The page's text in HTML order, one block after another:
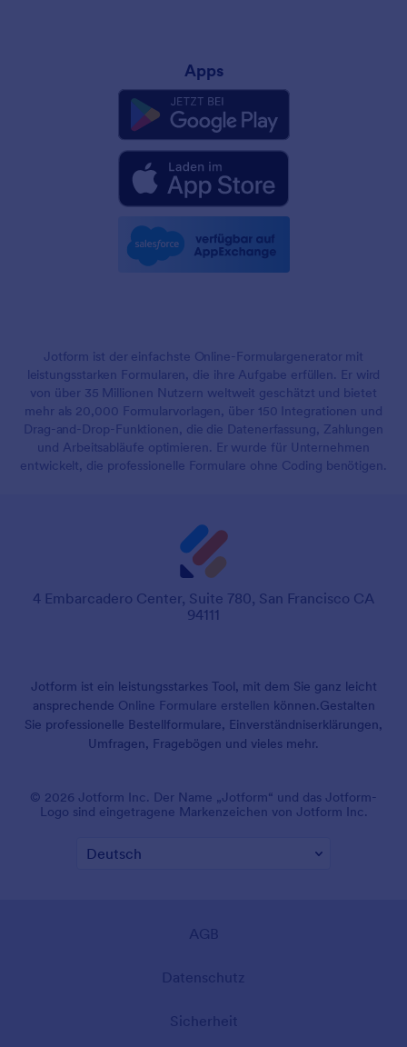
Apps
Jotform ist der einfachste Online-Formulargenerator mit
leistungsstarken Formularen, die ihre Aufgabe erfüllen. Er wird
von über 35 Millionen Nutzern weltweit geschätzt und bietet
mehr als 20,000 Formularvorlagen, über 150 Integrationen und
Drag-and-Drop-Funktionen, die die Datenerfassung, Zahlungen
und Arbeitsabläufe optimieren. Er wurde für Unternehmen
entwickelt, die professionelle Formulare ohne Coding benötigen.
4 Embarcadero Center, Suite 780, San Francisco CA
94111
Jotform ist ein leistungsstarkes Tool, mit dem Sie ganz leicht
ansprechende Online Formulare erstellen können.Gestalten
Sie professionelle Bestellformulare, Einverständniserklärungen,
Umfragen, Fragebögen und vieles mehr.
© 2026 Jotform Inc. Der Name „Jotform“ und das Jotform-
Logo sind eingetragene Markenzeichen von Jotform Inc.
AGB
Datenschutz
Sicherheit